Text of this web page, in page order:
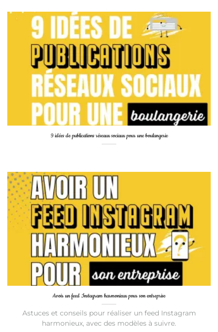
9 idées de publications réseaux sociaux pour une boulangerie
Avoir un feed Instagram harmonieux pour son entreprise
Astuces et conseils pour réaliser un feed Instagram
harmonieux, avec des modèles à suivre.